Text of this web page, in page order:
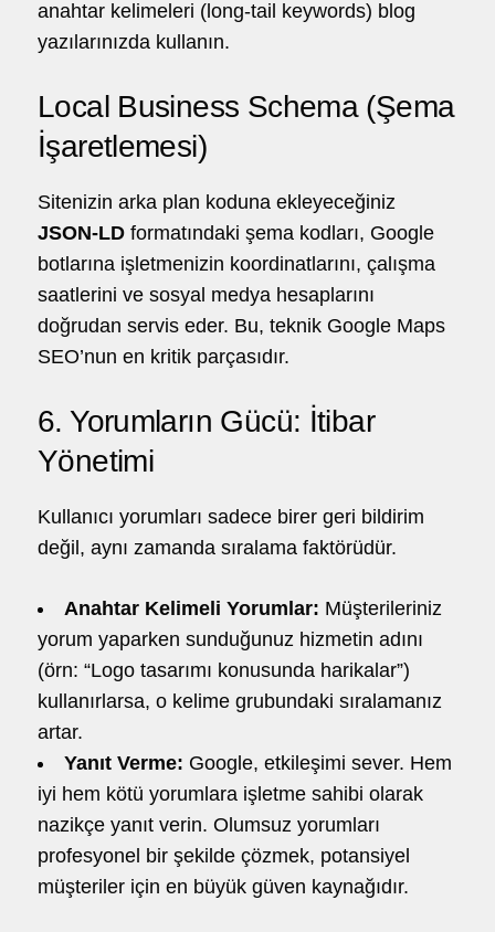
anahtar kelimeleri (long-tail keywords) blog
yazılarınızda kullanın.
Local Business Schema (Şema
İşaretlemesi)
Sitenizin arka plan koduna ekleyeceğiniz
JSON-LD formatındaki şema kodları, Google
botlarına işletmenizin koordinatlarını, çalışma
saatlerini ve sosyal medya hesaplarını
doğrudan servis eder. Bu, teknik Google Maps
SEO’nun en kritik parçasıdır.
6. Yorumların Gücü: İtibar
Yönetimi
Kullanıcı yorumları sadece birer geri bildirim
değil, aynı zamanda sıralama faktörüdür.
Anahtar Kelimeli Yorumlar: Müşterileriniz
yorum yaparken sunduğunuz hizmetin adını
(örn: “Logo tasarımı konusunda harikalar”)
kullanırlarsa, o kelime grubundaki sıralamanız
artar.
Yanıt Verme: Google, etkileşimi sever. Hem
iyi hem kötü yorumlara işletme sahibi olarak
nazikçe yanıt verin. Olumsuz yorumları
profesyonel bir şekilde çözmek, potansiyel
müşteriler için en büyük güven kaynağıdır.